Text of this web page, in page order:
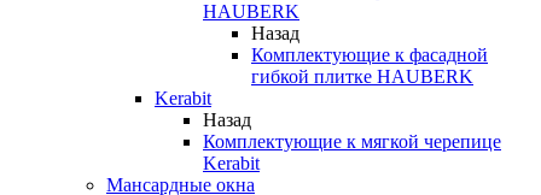
HAUBERK
Назад
Комплектующие к фасадной
гибкой плитке HAUBERK
Kerabit
Назад
Комплектующие к мягкой черепице
Kerabit
Мансардные окна